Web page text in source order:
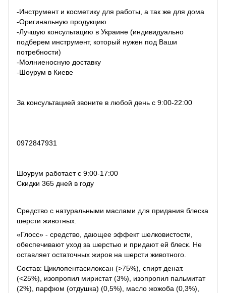
-Инструмент и косметику для работы, а так же для дома
-Оригинальную продукцию
-Лучшую консультацию в Украине (индивидуально
подберем инструмент, который нужен под Ваши
потребности)
-Молниеносную доставку
-Шоурум в Киеве
За консультацией звоните в любой день с 9:00-22:00
0972847931
Шоурум работает с 9:00-17:00
Скидки 365 дней в году
Средство с натуральными маслами для придания блеска
шерсти животных.
«Глосс» - средство, дающее эффект шелковистости,
обеспечивают уход за шерстью и придают ей блеск. Не
оставляет остаточных жиров на шерсти животного.
Состав: Циклопентасилоксан (>75%), спирт денат.
(<25%), изопропил миристат (3%), изопропил пальмитат
(2%), парфюм (отдушка) (0,5%), масло жожоба (0,3%),